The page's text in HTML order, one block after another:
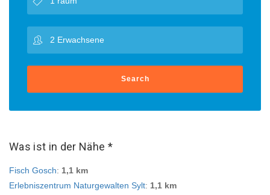
Search
Was ist in der Nähe *
Fisch Gosch: 1,1 km
Erlebniszentrum Naturgewalten Sylt: 1,1 km